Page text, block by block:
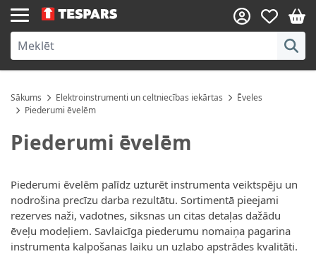
Skip to Content
Sākums Elektroinstrumenti un celtniecības iekārtas
Ēveles
Piederumi ēvelēm
Piederumi ēvelēm
Piederumi ēvelēm palīdz uzturēt instrumenta veiktspēju un
nodrošina precīzu darba rezultātu. Sortimentā pieejami
rezerves naži, vadotnes, siksnas un citas detaļas dažādu
ēveļu modeļiem. Savlaicīga piederumu nomaiņa pagarina
instrumenta kalpošanas laiku un uzlabo apstrādes kvalitāti.